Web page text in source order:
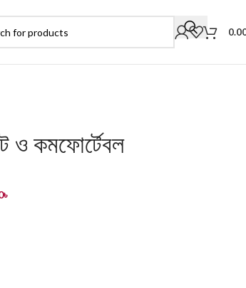
ও কমফোর্টেবল
৳